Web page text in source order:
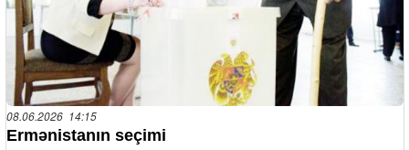
08.06.2026 14:15
Ermənistanın seçimi